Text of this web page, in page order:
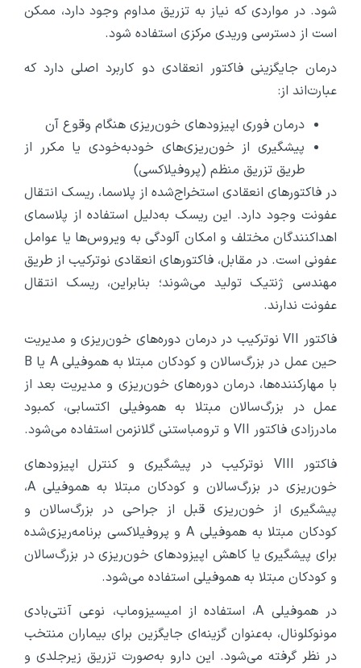
شود. در مواردی که نیاز به تزریق مداوم وجود دارد، ممکن
است از دسترسی وریدی مرکزی استفاده شود.
درمان جایگزینی فاکتور انعقادی دو کاربرد اصلی دارد که
عبارت‌اند از:
درمان فوری اپیزودهای خون‌ریزی هنگام وقوع آن
پیشگیری از خون‌ریزی‌های خودبه‌خودی یا مکرر از
طریق تزریق منظم (پروفیلاکسی)
در فاکتورهای انعقادی استخراج‌شده از پلاسما، ریسک انتقال
عفونت وجود دارد. این ریسک به‌دلیل استفاده از پلاسمای
اهداکنندگان مختلف و امکان آلودگی به ویروس‌ها یا عوامل
عفونی است. در مقابل، فاکتورهای انعقادی نوترکیب از طریق
مهندسی ژنتیک تولید می‌شوند؛ بنابراین، ریسک انتقال
عفونت ندارند.
فاکتور VII نوترکیب در درمان دوره‌های خون‌ریزی و مدیریت
حین عمل در بزرگ‌سالان و کودکان مبتلا به هموفیلی A یا B
با مهارکننده‌ها، درمان دوره‌های خون‌ریزی و مدیریت بعد از
عمل در بزرگ‌سالان مبتلا به هموفیلی اکتسابی، کمبود
مادرزادی فاکتور VII و ترومباستنی گلانزمن استفاده می‌شود.
فاکتور VIII نوترکیب در پیشگیری و کنترل اپیزودهای
خون‌ریزی در بزرگ‌سالان و کودکان مبتلا به هموفیلی A،
پیشگیری از خون‌ریزی قبل از جراحی در بزرگ‌سالان و
کودکان مبتلا به هموفیلی A و پروفیلاکسی برنامه‌ریزی‌شده
برای پیشگیری یا کاهش اپیزودهای خون‌ریزی در بزرگ‌سالان
و کودکان مبتلا به هموفیلی استفاده می‌شود.
در هموفیلی A، استفاده از امیسیزوماب، نوعی آنتی‌بادی
مونوکلونال، به‌عنوان گزینه‌ای جایگزین برای بیماران منتخب
در نظر گرفته می‌شود. این دارو به‌صورت تزریق زیرجلدی و